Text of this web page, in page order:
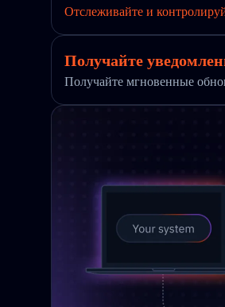
Отслеживайте и
Получайте
Получайте мгновенные